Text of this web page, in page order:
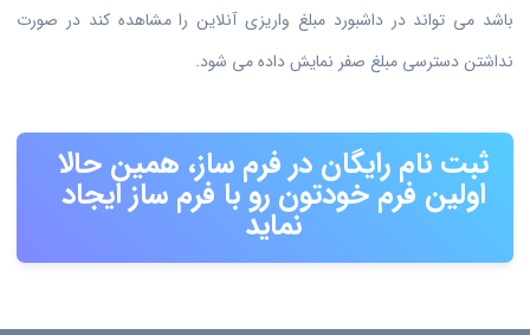
باشد می تواند در داشبورد مبلغ واریزی آنلاین را مشاهده کند در صورت
نداشتن دسترسی مبلغ صفر نمایش داده می شود.
ثبت نام رایگان در فرم ساز، همین حالا
اولین فرم خودتون رو با فرم ساز ایجاد
نماید